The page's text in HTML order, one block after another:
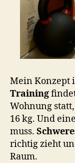
Mein Konzept
Training
Wohnung
16 kg. Und
muss.
richtig zieht
Raum.